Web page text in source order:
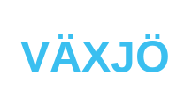
VÄXJÖ